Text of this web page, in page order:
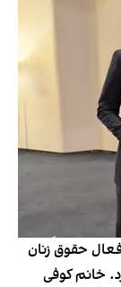
حقوق زنان
خانم کوفی